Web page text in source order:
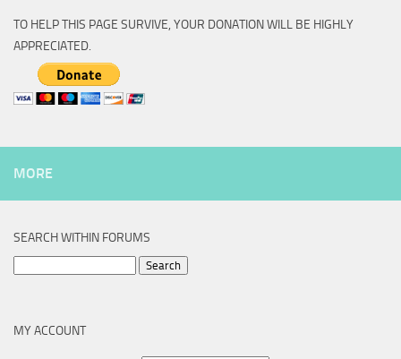
TO HELP THIS PAGE SURVIVE, YOUR DONATION WILL BE HIGHLY
APPRECIATED.
MORE
SEARCH WITHIN FORUMS
MY ACCOUNT